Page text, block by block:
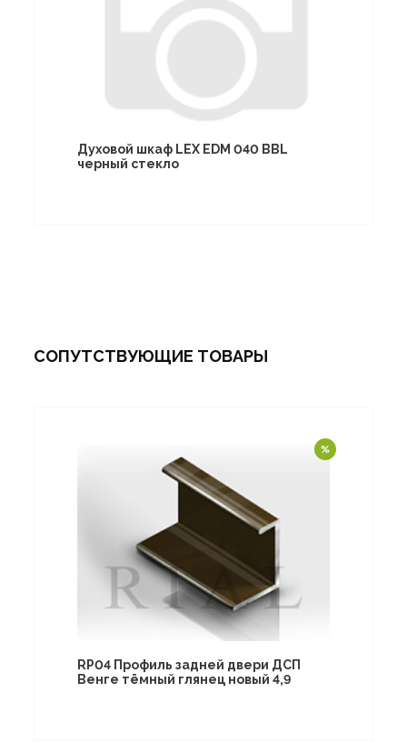
Духовой шкаф LEX EDM 040 BBL
черный стекло
СОПУТСТВУЮЩИЕ ТОВАРЫ
RP04 Профиль задней двери ДСП
Венге тёмный глянец новый 4,9